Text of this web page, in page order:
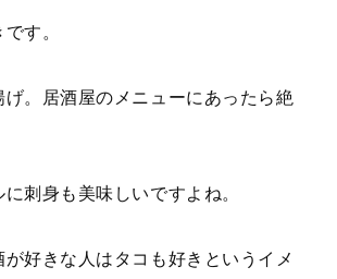
す。
げ。居酒屋のメニューにあったら絶
刺身も美味しいですよね。
好きな人はタコも好きというイメ